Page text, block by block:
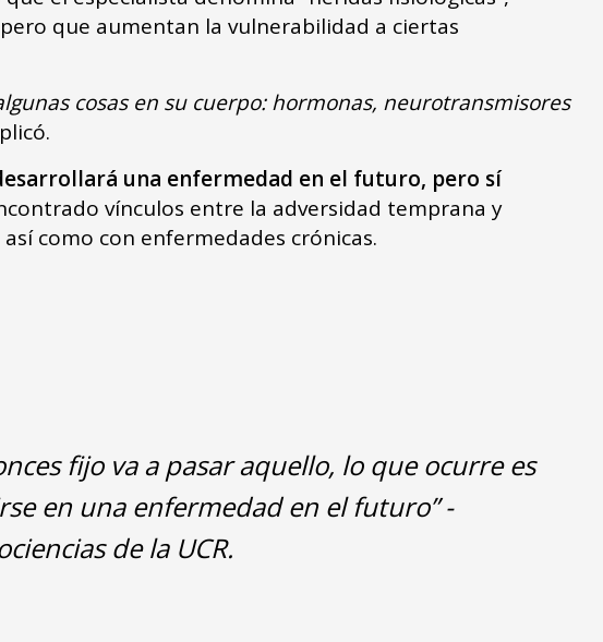
que aumentan la vulnerabilidad a ciertas
cosas en su cuerpo: hormonas, neurotransmisores
una enfermedad en el futuro, pero sí
vínculos entre la adversidad temprana y
como con enfermedades crónicas.
fijo va a pasar aquello, lo que ocurre es
en una enfermedad en el futuro”-
de la UCR.